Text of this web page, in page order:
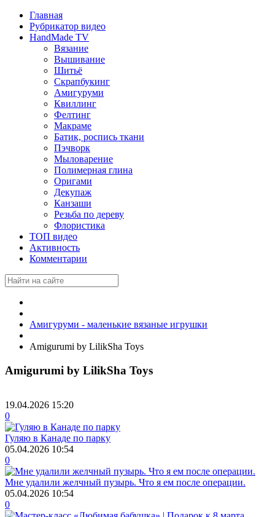
Главная
Рубрикатор видео
HandMade TV
Вязание
Вышивание
Шитьё
Скрапбукинг
Амигуруми
Квиллинг
Фелтинг
Макраме
Батик, роспись ткани
Пэчворк
Мыловарение
Полимерная глина
Оригами
Декупаж
Канзаши
Резьба по дереву
Флористика
ТОП видео
Активность
Комментарии
Амигуруми - маленькие вязаные игрушки
Amigurumi by LilikSha Toys
Amigurumi by LilikSha Toys
19.04.2026 15:20
0
Гуляю в Канаде по парку
05.04.2026 10:54
0
Мне удалили желчный пузырь. Что я ем после операции.
05.04.2026 10:54
0